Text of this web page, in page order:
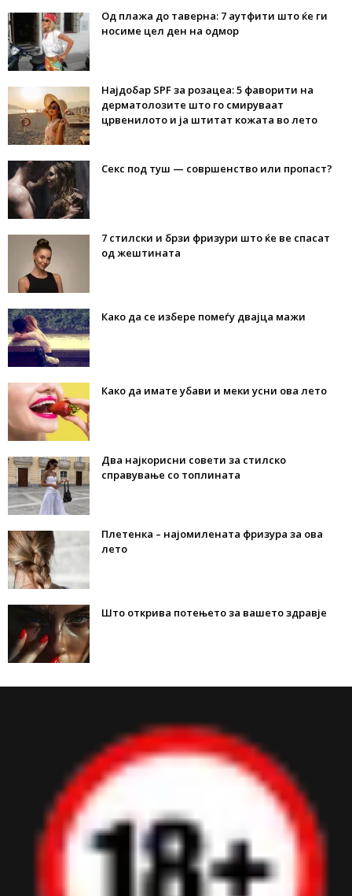
Од плажа до таверна: 7 аутфити што ќе ги
носиме цел ден на одмор
Најдобар SPF за розацеа: 5 фаворити на
дерматолозите што го смируваат
црвенилото и ја штитат кожата во лето
Секс под туш — совршенство или пропаст?
7 стилски и брзи фризури што ќе ве спасат
од жештината
Како да се избере помеѓу двајца мажи
Како да имате убави и меки усни ова лето
Два најкорисни совети за стилско
справување со топлината
Плетенка – најомилената фризура за ова
лето
Што открива потењето за вашето здравје